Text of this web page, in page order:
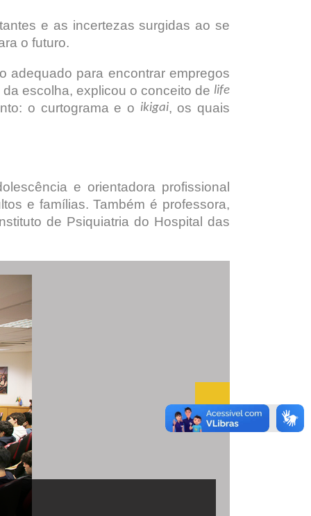
e as incertezas surgidas ao se
o futuro.
adequado para encontrar empregos
escolha, explicou o conceito de life
o curtograma e o ikigai, os quais
e orientadora profissional
e famílias. Também é professora,
de Psiquiatria do Hospital das